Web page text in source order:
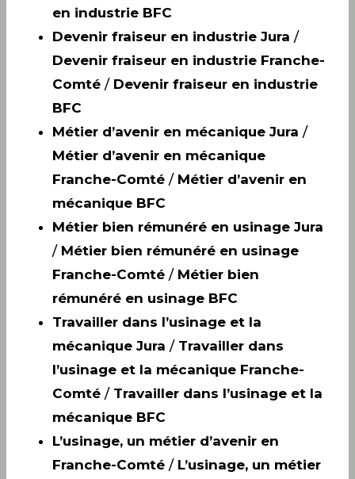
en industrie BFC
Devenir fraiseur en industrie Jura /
Devenir fraiseur en industrie Franche-
Comté / Devenir fraiseur en industrie
BFC
Métier d’avenir en mécanique Jura /
Métier d’avenir en mécanique
Franche-Comté / Métier d’avenir en
mécanique BFC
Métier bien rémunéré en usinage Jura
/ Métier bien rémunéré en usinage
Franche-Comté / Métier bien
rémunéré en usinage BFC
Travailler dans l’usinage et la
mécanique Jura / Travailler dans
l’usinage et la mécanique Franche-
Comté / Travailler dans l’usinage et la
mécanique BFC
L’usinage, un métier d’avenir en
Franche-Comté / L’usinage, un métier